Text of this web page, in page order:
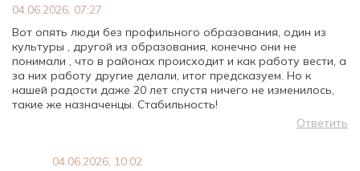
04.06.2026, 07:27
Вот опять люди без профильного образования, один из
культуры , другой из образования, конечно они не
понимали , что в районах происходит и как работу вести, а
за них работу другие делали, итог предсказуем. Но к
нашей радости даже 20 лет спустя ничего не изменилось,
такие же назначенцы. Стабильность!
Ответить
04.06.2026, 10:02